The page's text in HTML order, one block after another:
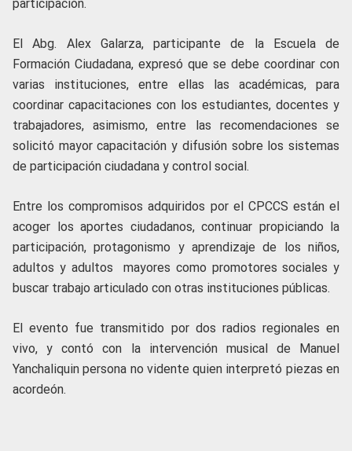
participación.
El Abg. Alex Galarza, participante de la Escuela de
Formación Ciudadana, expresó que se debe coordinar con
varias instituciones, entre ellas las académicas, para
coordinar capacitaciones con los estudiantes, docentes y
trabajadores, asimismo, entre las recomendaciones se
solicitó mayor capacitación y difusión sobre los sistemas
de participación ciudadana y control social.
Entre los compromisos adquiridos por el CPCCS están el
acoger los aportes ciudadanos, continuar propiciando la
participación, protagonismo y aprendizaje de los niños,
adultos y adultos mayores como promotores sociales y
buscar trabajo articulado con otras instituciones públicas.
El evento fue transmitido por dos radios regionales en
vivo, y contó con la intervención musical de Manuel
Yanchaliquin persona no vidente quien interpretó piezas en
acordeón.